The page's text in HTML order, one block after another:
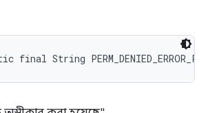
String